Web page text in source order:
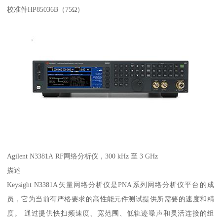
校准件HP85036B（75Ω）
Agilent N3381A RF网络分析仪，300 kHz 至 3 GHz
描述
Keysight N3381A矢量网络分析仪是PNA系列网络分析仪平台的成
员，它为当前有严格要求的高性能元件测试提供所需要的速度和精
度。 通过提供快扫频速度、宽范围、低轨迹噪声和灵活连接的组